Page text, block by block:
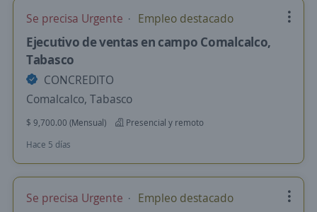
Se precisa Urgente Empleo destacado
Ejecutivo de ventas en campo Comalcalco,
Tabasco
CONCREDITO
Comalcalco, Tabasco
$ 9,700.00 (Mensual)
Presencial y remoto
Hace 5 días
Se precisa Urgente Empleo destacado